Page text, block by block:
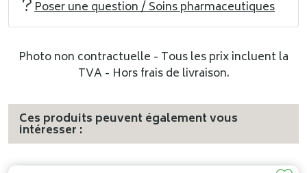
Poser une question / Soins pharmaceutiques
Photo non contractuelle - Tous les prix incluent la
TVA - Hors frais de livraison.
Ces produits peuvent également vous
intéresser :